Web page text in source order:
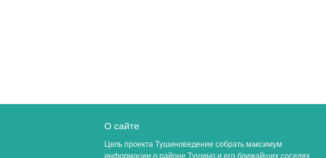
О сайте
Цель проекта Тушиноведение собрать максимум
информации о районе Тушино и его ближайших соседях